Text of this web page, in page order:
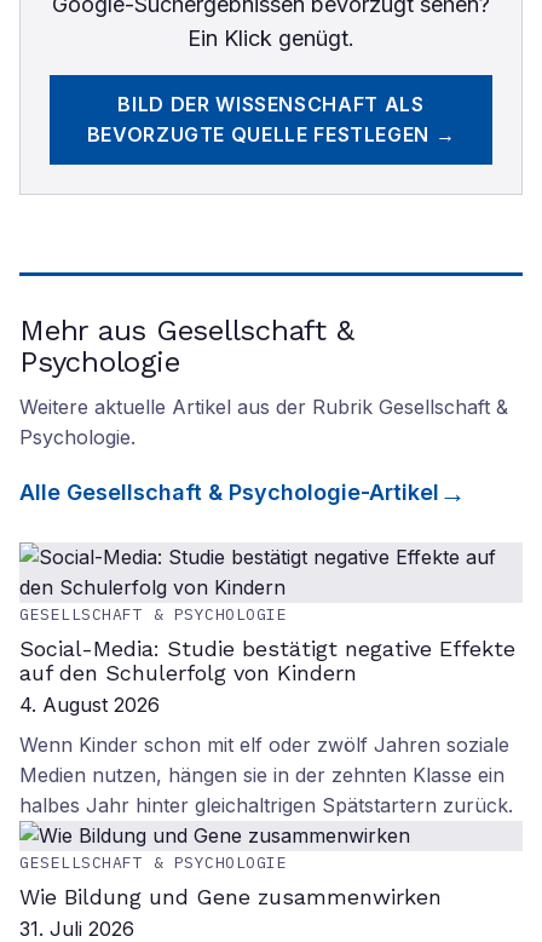
Ein Klick genügt.
BILD DER WISSENSCHAFT ALS
BEVORZUGTE QUELLE FESTLEGEN →
Mehr aus Gesellschaft &
Psychologie
Weitere aktuelle Artikel aus der Rubrik Gesellschaft &
Psychologie.
Alle Gesellschaft & Psychologie-Artikel
GESELLSCHAFT & PSYCHOLOGIE
Social-Media: Studie bestätigt negative Effekte
auf den Schulerfolg von Kindern
4. August 2026
Wenn Kinder schon mit elf oder zwölf Jahren soziale
Medien nutzen, hängen sie in der zehnten Klasse ein
halbes Jahr hinter gleichaltrigen Spätstartern zurück.
GESELLSCHAFT & PSYCHOLOGIE
Wie Bildung und Gene zusammenwirken
31. Juli 2026